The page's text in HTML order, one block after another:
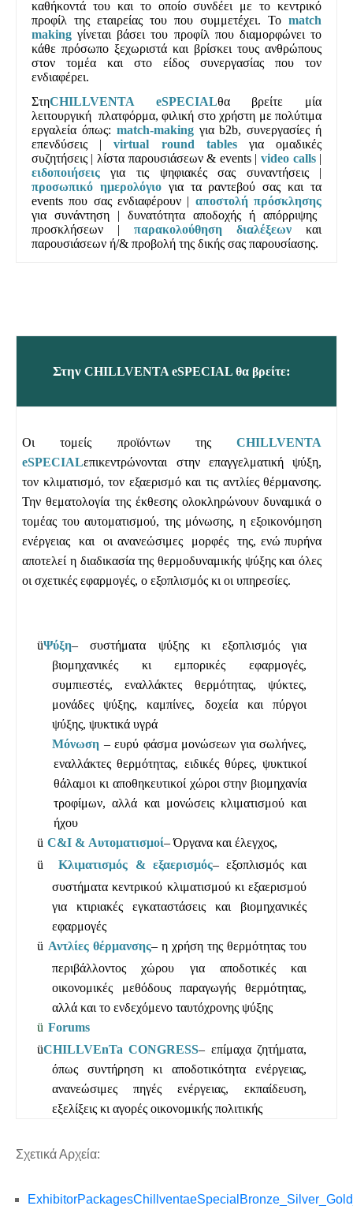
καθήκοντά του και το οποίο συνδέει με το κεντρικό
προφίλ της εταιρείας του που συμμετέχει. Τοmatch
makingγίνεται βάσει του προφίλ που διαμορφώνει το
κάθε πρόσωπο ξεχωριστά και βρίσκει τους ανθρώπους
στον τομέα και στο είδος συνεργασίας που τον
ενδιαφέρει.
ΣτηCHILLVENTA eSPECIALθα βρείτε μία
λειτουργική πλατφόρμα, φιλική στο χρήστη με πολύτιμα
εργαλεία όπως: match-makingγια b2b, συνεργασίες ή
επενδύσεις |virtual round tablesγια ομαδικές
συζητήσεις | λίστα παρουσιάσεων & events | video calls|
ειδοποιήσειςγια τις ψηφιακές σας συναντήσεις |
προσωπικό ημερολόγιογια τα ραντεβού σας και τα
events που σας ενδιαφέρουν | αποστολή πρόσκλησης
για συνάντηση | δυνατότητα αποδοχής ή απόρριψης
προσκλήσεων | παρακολούθηση διαλέξεων και
παρουσιάσεων ή/& προβολή της δικής σας παρουσίασης.
ΣτηνCHILLVENTA eSPECIALθα βρείτε:
Οι τομείς προϊόντων τηςCHILLVENTA
eSPECIALεπικεντρώνονται στην επαγγελματική ψύξη,
τον κλιματισμό, τον εξαερισμό και τις αντλίες θέρμανσης.
Την θεματολογία της έκθεσης ολοκληρώνουν δυναμικά ο
τομέας του αυτοματισμού, της μόνωσης, η εξοικονόμηση
ενέργειας και οι ανανεώσιμες μορφές της, ενώ πυρήνα
αποτελεί η διαδικασία της θερμοδυναμικής ψύξης και όλες
οι σχετικές εφαρμογές, ο εξοπλισμός κι οι υπηρεσίες.
üΨύξη– συστήματα ψύξης κι εξοπλισμός για
βιομηχανικές κι εμπορικές εφαρμογές,
συμπιεστές, εναλλάκτες θερμότητας, ψύκτες,
μονάδες ψύξης, καμπίνες, δοχεία και πύργοι
ψύξης, ψυκτικά υγρά
Μόνωση – ευρύ φάσμα μονώσεων για σωλήνες,
εναλλάκτες θερμότητας, ειδικές θύρες, ψυκτικοί
θάλαμοι κι αποθηκευτικοί χώροι στην βιομηχανία
τροφίμων, αλλά και μονώσεις κλιματισμού και
ήχου
ü C&I & Αυτοματισμοί– Όργανα και έλεγχος,
ü
Κλιματισμός & εξαερισμός– εξοπλισμός και
συστήματα κεντρικού κλιματισμού κι εξαερισμού
για κτιριακές εγκαταστάσεις και βιομηχανικές
εφαρμογές
ü Αντλίες θέρμανσης– η χρήση της θερμότητας του
περιβάλλοντος χώρου για αποδοτικές και
οικονομικές μεθόδους παραγωγής θερμότητας,
αλλά και το ενδεχόμενο ταυτόχρονης ψύξης
ü Forums
üCHILLVEnTaCONGRESS– επίμαχα ζητήματα,
όπως συντήρηση κι αποδοτικότητα ενέργειας,
ανανεώσιμες πηγές ενέργειας, εκπαίδευση,
εξελίξεις κι αγορές οικονομικής πολιτικής
Σχετικά Αρχεία: